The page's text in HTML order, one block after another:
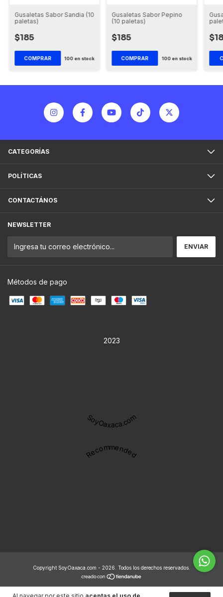
Gusaletas Sabor Sandia (10
paletas)
$185
100en stock
Gusaletas Sabor Pepino
(10 paletas)
$185
100en stock
CATEGORÍAS
POLÍTICAS
CONTACTÁNOS
NEWSLETTER
Métodos de pago
2023
SoyOaxaca.com
Recommended
Copyright SoyOaxaca.com - 2026. Todos los derechos reservados.